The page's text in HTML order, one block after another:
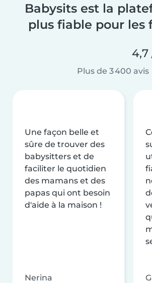
Babysits est la
plus fiable pour les
4,7
Plus de 3 400 avis
Une façon belle et
sûre de trouver des
babysitters et de
faciliter le quotidien
des mamans et des
papas qui ont besoin
d'aide à la maison !
Nerina